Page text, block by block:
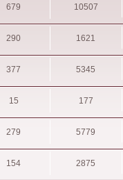
679 10507
290 1621
377 5345
15 177
279 5779
154 2875